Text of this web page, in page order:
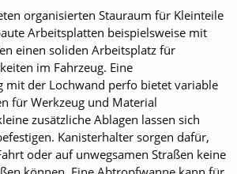
organisierten Stauraum für Kleinteile
Arbeitsplatten beispielsweise mit
einen soliden Arbeitsplatz für
im Fahrzeug. Eine
mit der Lochwand perfo bietet variable
für Werkzeug und Material
zusätzliche Ablagen lassen sich
Kanisterhalter sorgen dafür,
oder auf unwegsamen Straßen keine